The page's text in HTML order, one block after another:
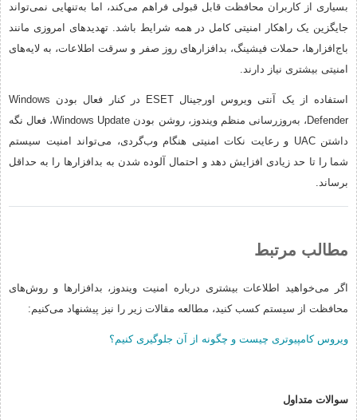
بسیاری از کاربران محافظت قابل قبولی فراهم می‌کند، اما به‌تنهایی نمی‌تواند
جایگزین یک راهکار امنیتی کامل در همه شرایط باشد. تهدیدهای امروزی مانند
باج‌افزارها، حملات فیشینگ، بدافزارهای روز صفر و سرقت اطلاعات، به لایه‌های
امنیتی بیشتری نیاز دارند.
استفاده از یک آنتی ویروس اورجینال ESET در کنار فعال بودن Windows
Defender، به‌روزرسانی منظم ویندوز، روشن بودن Windows Update، فعال نگه
داشتن UAC و رعایت نکات امنیتی هنگام وب‌گردی، می‌تواند امنیت سیستم
شما را تا حد زیادی افزایش دهد و احتمال آلوده شدن به بدافزارها را به حداقل
برساند.
مطالب مرتبط
اگر می‌خواهید اطلاعات بیشتری درباره امنیت ویندوز، بدافزارها و روش‌های
محافظت از سیستم کسب کنید، مطالعه مقالات زیر را نیز پیشنهاد می‌کنیم:
ویروس کامپیوتری چیست و چگونه از آن جلوگیری کنیم؟
سوالات متداول